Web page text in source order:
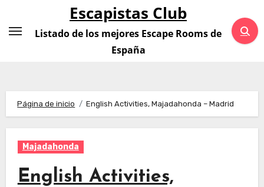
contenido
Escapistas Club
Listado de los mejores Escape Rooms de
España
Página de inicio English Activities, Majadahonda – Madrid
Majadahonda
English Activities,